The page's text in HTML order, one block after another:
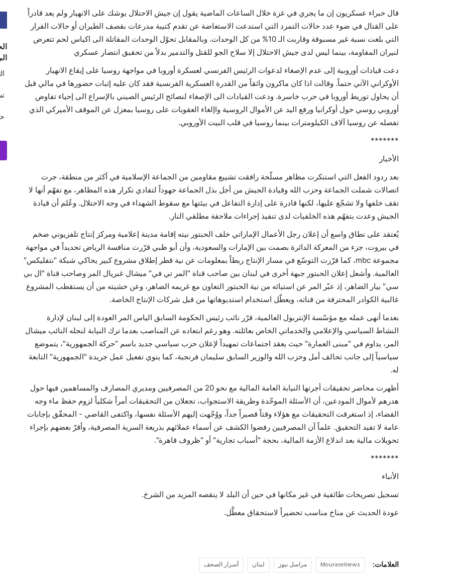
قال خبراء عسكريون إن ما يجري في غزة خلال الساعات الماضية يقول إن جيش الاحتلال يوشك على الانهيار ولم يعد قادراً
على القتال في ضوء عدد حالات التمرد التي استدعت الاستعاضة عن تقدم كتيبة مدرعات بقصف الطيران أو حالات الفرار
التي بلغت نسبة غير مسبوقة وقاربت الـ 10% من كل الوحدات. وبالمقابل تحوّل الوحدات المقاتلة الى اكياس لحم تتعرض
لنيران المقاومة، بينما ليس لدى جيش الاحتلال إلا سلاح الجو للقتل والتدمير بدلاً من تحقيق انتصار عسكري
دعت قيادات أوروبية إلى عدم الإصغاء لدعوات الرئيس الفرنسي لعسكرة أوروبا في مواجهة روسيا على إيقاع الانهيار
الأوكراني الآتي حتماً. وقالت اذا كان ماكرون واثقاً من القدرة العسكرية الفرنسية فقد كان عليه إثبات حضورها في مالي قبل
أن يحاول توريط أوروبا في حرب خاسرة. ودعت القيادات الى الإصغاء لنصائح الرئيس الصيني بالإسراع الى إحياء تفاوض
أوروبي روسي حول أوكرانيا ورفع اليد عن الأموال الروسية واإلغاء العقوبات على روسيا بمعزل عن الموقف الأميركي الذي
تفصله عن روسيا آلاف الكيلومترات بينما روسيا في قلب البيت الأوروبي.
*******
الأخبار
بعد ردود الفعل التي استنكرت مظاهر مسلّحة رافقت تشييع مقاومين من الجماعة الإسلامية في أكثر من منطقة، جرت
اتصالات شملت الجماعة وحزب الله وقيادة الجيش من أجل بذل الجماعة جهوداً لتفادي تكرار هذه المظاهر، مع تفهّم أنها لا
تقف خلفها ولا تشجّع عليها، لكنها قادرة على إدارة التفاعل في بيئتها مع سقوط الشهداء في وجه الاحتلال. وعُلم أن قيادة
الجيش وعدت بتفهّم هذه الخلفيات لدى تنفيذ إجراءات ملاحقة مطلقي النار.
يُعتقد على نطاق واسع أن إعلان رجل الأعمال الإماراتي خلف الحبتور نيته إقامة مدينة إعلامية ومركز إنتاج تلفزيوني ضخم
في بيروت، جزء من المعركة الدائرة بصمت بين الإمارات والسعودية، وأن أبو ظبي قرّرت منافسة الرياض تحديداً في مواجهة
مجموعة mbc، كما قرّرت التوسّع في مسار الإنتاج ربطاً بمعلومات عن نية قطر إطلاق مشروع كبير يحاكي شبكة "نتفليكس"
العالمية. وأشعل إعلان الحبتور جبهة أخرى في لبنان بين صاحب قناة "المر تي في" ميشال غبريال المر وصاحب قناة "ال بي
سي" بيار الضاهر، إذ عبّر المر عن استيائه من نية الحبتور التعاون مع غريمه الضاهر، وعن خشيته من أن يستقطب المشروع
غالبية الكوادر المحترفة من قناته، ويعطّل استخدام استديوهاتها من قبل شركات الإنتاج الخاصة.
بعدما أنهى عمله مع مؤسّسة الإنتربول العالمية، قرّر نائب رئيس الحكومة السابق الياس المر العودة إلى لبنان لإدارة
النشاط السياسي والإعلامي والخدماتي الخاص بعائلته. وهو رغم ابتعاده عن المناصب بعدما ترك النيابة لنجله النائب ميشال
المر، يداوم في "مبنى العمارة" حيث يعقد اجتماعات تمهيداً لإعلان حزب سياسي جديد باسم "حركة الجمهورية"، يتموضع
سياسياً إلى جانب تحالف أمل وحزب الله والوزير السابق سليمان فرنجية، كما ينوي تفعيل عمل جريدة "الجمهورية" التابعة
له.
أظهرت محاضر تحقيقات أجرتها النيابة العامة المالية مع نحو 20 من المصرفيين ومديري المصارف والمساهمين فيها حول
هدرهم لأموال المودعين، أن الأسئلة الموحّدة وطريقة الاستجواب، تجعلان من التحقيقات أمراً شكلياً لزوم حفظ ماء وجه
القضاء، إذ استغرقت التحقيقات مع هؤلاء وقتاً قصيراً جداً، ووُجّهت إليهم الأسئلة نفسها، واكتفى القاضي - المحقّق بإجابات
عامة لا تفيد التحقيق. علماً أن المصرفيين رفضوا الكشف عن أسماء عملائهم بذريعة السرية المصرفية، وأقرّ بعضهم بإجراء
تحويلات مالية بعد اندلاع الأزمة المالية، بحجة "أسباب تجارية" أو "ظروف قاهرة".
*******
الأنباء
تسجيل تصريحات طائفية في غير مكانها في حين أن البلد لا ينقصه المزيد من الشرخ.
عودة الحديث عن مناخ مناسب تحضيراً لاستحقاق معطَّل.
العلامات: Mouraselnews مراسل نيوز لبنان أسرار الصحف